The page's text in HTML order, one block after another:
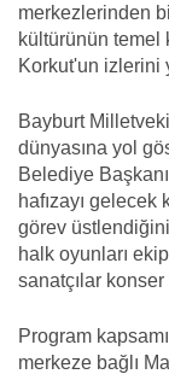
merkezlerinden
kültürünün temel
Korkut'un izlerini
Bayburt
dünyasına yol
Belediye
hafızayı
görev
halk oyunları
sanatçılar konser
Program
merkeze bağlı